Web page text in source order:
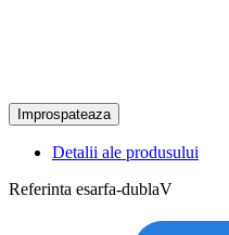
Detalii ale produsului
Referinta esarfa-dublaV